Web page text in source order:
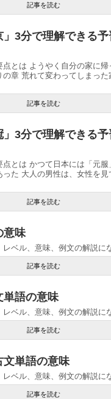
記事を読む
」3分で理解できる
点とは ようやく自分の家に
章 荒れて変わってしまった
記事を読む
」3分で理解できる
点とは かつて日本には「元
た 大人の男性は、女性を見
記事を読む
意味
ベル、意味、例文の解説に
記事を読む
単語の意味
ベル、意味、例文の解説に
記事を読む
文単語の意味
ベル、意味、例文の解説に
記事を読む